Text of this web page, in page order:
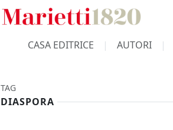
CASA EDITRICE AUTORI
TAG
DIASPORA